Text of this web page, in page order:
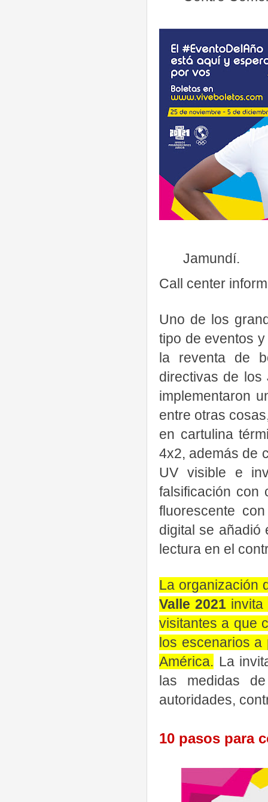
Jamundí.
Call center
Uno de los
tipo de eventos
la reventa de
directivas de
implementaron
entre otras
en cartulina
4x2, además de
UV visible e
falsificación con
fluorescente
digital se añadió
lectura en el
La organización
Valle 2021invita
visitantes a que
los escenarios a
América. La
las medidas
autoridades,
10 pasos para